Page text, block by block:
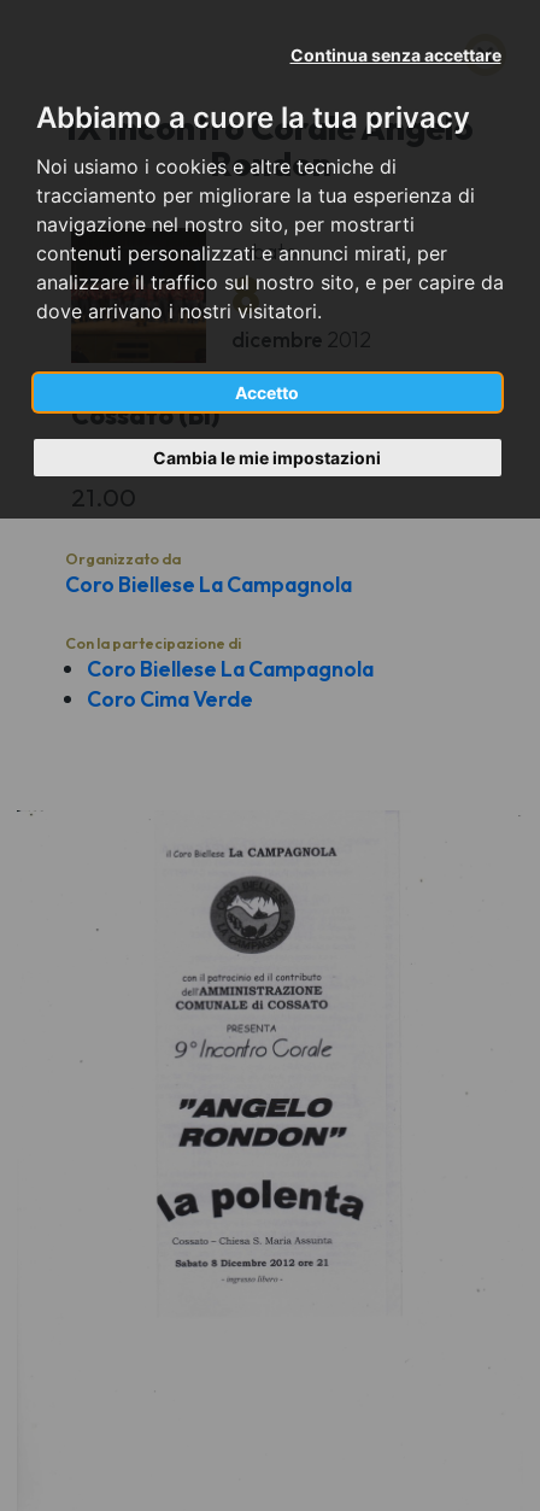
Abbiamo a cuore la tua privacy
Noi usiamo i cookies e altre tecniche di
tracciamento per migliorare la tua esperienza di
navigazione nel nostro sito, per mostrarti
contenuti personalizzati e annunci mirati, per
analizzare il traffico sul nostro sito, e per capire da
dove arrivano i nostri visitatori.
Accetto
Continua senza accettare
Cambia le mie impostazioni
IX Incontro Corale Angelo
Rondon
sabato
8
dicembre 2012
Cossato (BI)
Chiesa di Santa Maria Assunta
21.00
Organizzato da
Coro Biellese La Campagnola
Con la partecipazione di
Coro Biellese La Campagnola
Coro Cima Verde